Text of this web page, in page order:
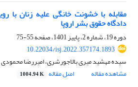
مقابله با خشونت خانگی علیه زنان با
دادگاه حقوق بشر اروپا
دوره 19، شماره 2، پاییز 1401، صفحه
55-75
10.22034/isj.2022.357174.1893
سیده مهشید میری بالاجورشری، امیررضا محمودی
مشاهده مقاله
اصل مقاله 1004.94 K